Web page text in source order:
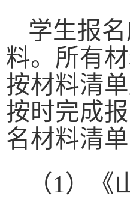
学生报
料。所有
按材料清
按时完成
名材料清
（1）《